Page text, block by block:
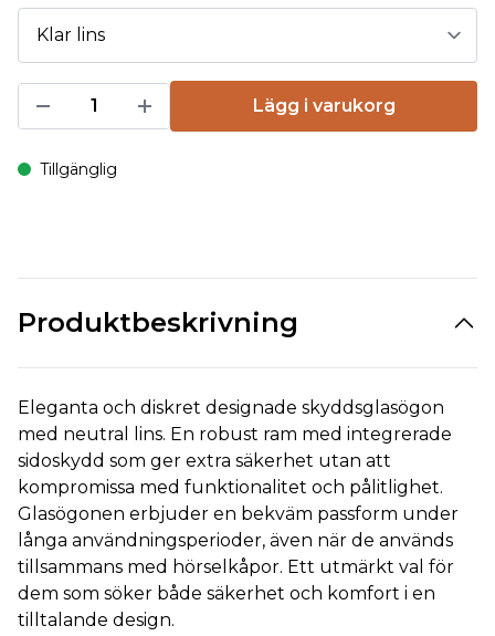
Lägg i varukorg
Tillgänglig
Produktbeskrivning
Eleganta och diskret designade skyddsglasögon
med neutral lins. En robust ram med integrerade
sidoskydd som ger extra säkerhet utan att
kompromissa med funktionalitet och pålitlighet.
Glasögonen erbjuder en bekväm passform under
långa användningsperioder, även när de används
tillsammans med hörselkåpor. Ett utmärkt val för
dem som söker både säkerhet och komfort i en
tilltalande design.